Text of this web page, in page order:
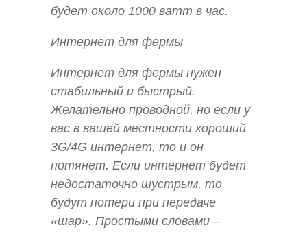
будет около 1000 ватт в час.
Интернет для фермы
Интернет для фермы нужен
стабильный и быстрый.
Желательно проводной, но если у
вас в вашей местности хороший
3G/4G интернет, то и он
потянет. Если интернет будет
недостаточно шустрым, то
будут потери при передаче
«шар». Простыми словами –